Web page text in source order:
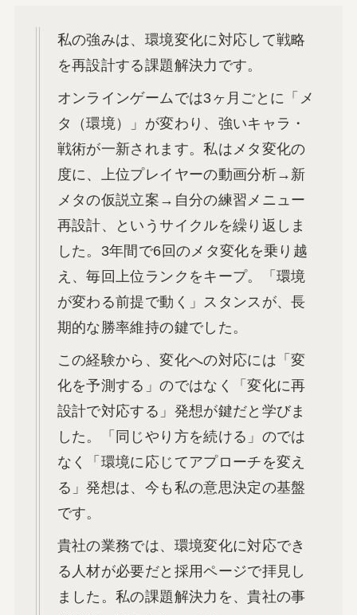
私の強みは、環境変化に対応して戦略
を再設計する課題解決力です。
オンラインゲームでは3ヶ月ごとに「メ
タ（環境）」が変わり、強いキャラ・
戦術が一新されます。私はメタ変化の
度に、上位プレイヤーの動画分析→新
メタの仮説立案→自分の練習メニュー
再設計、というサイクルを繰り返しま
した。3年間で6回のメタ変化を乗り越
え、毎回上位ランクをキープ。「環境
が変わる前提で動く」スタンスが、長
期的な勝率維持の鍵でした。
この経験から、変化への対応には「変
化を予測する」のではなく「変化に再
設計で対応する」発想が鍵だと学びま
した。「同じやり方を続ける」のでは
なく「環境に応じてアプローチを変え
る」発想は、今も私の意思決定の基盤
です。
貴社の業務では、環境変化に対応でき
る人材が必要だと採用ページで拝見し
ました。私の課題解決力を、貴社の事